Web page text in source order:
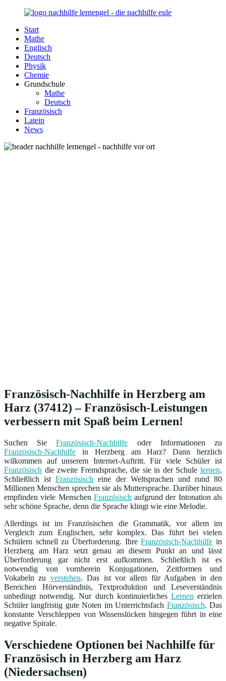
Zurück
Inhalt
Nachhilfe-
Lernengel.de
Unsere
Nachhilfe-
Eule
berät
zum
Damit
Lernen
Spaß
Start
Mathe
Englisch
Deutsch
Physik
Chemie
Grundschule
Mathe
Deutsch
Französisch
Latein
News
Französisch-Nachhilfe in Herzberg am
Harz (37412) – Französisch-Leistungen
verbessern mit Spaß beim Lernen!
Suchen SieFranzösisch-Nachhilfe oder Informationen zu
Französisch-Nachhilfe in Herzberg am Harz? Dann herzlich
wilkommen auf unserem Internet-Auftritt. Für viele Schüler ist
Französisch die zweite Fremdsprache, die sie in der Schule lernen.
Schließlich istFranzösisch eine der Weltsprachen und rund 80
Millionen Menschen sprechen sie als Muttersprache. Darüber hinaus
empfinden viele Menschen Französisch aufgrund der Intonation als
sehr schöne Sprache, denn die Sprache klingt wie eine Melodie.
Allerdings ist im Französischen die Grammatik, vor allem im
Vergleich zum Englischen, sehr komplex. Das führt bei vielen
Schülern schnell zu Überforderung. IhreFranzösisch-Nachhilfe in
Herzberg am Harz setzt genau an diesem Punkt an und lässt
Überforderung gar nicht erst aufkommen. Schließlich ist es
notwendig von vornherein Konjugationen, Zeitformen und
Vokabeln zu verstehen. Das ist vor allem für Aufgaben in den
Bereichen Hörverständnis, Textproduktion und Leseverständnis
unbedingt notwendig. Nur durch kontinuierliches Lernen erzielen
Schüler langfristig gute Noten im Unterrichtsfach Französisch. Das
konstante Verschleppen von Wissenslücken hingegen führt in eine
negative Spirale.
Verschiedene Optionen bei Nachhilfe für
Französisch in Herzberg am Harz
(Niedersachsen)